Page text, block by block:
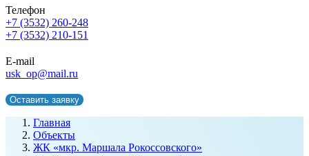
Телефон
+7 (3532) 260-248
+7 (3532) 210-151
E-mail
usk_op@mail.ru
Оставить заявку
Главная
Объекты
ЖК «мкр. Маршала Рокоссовского»